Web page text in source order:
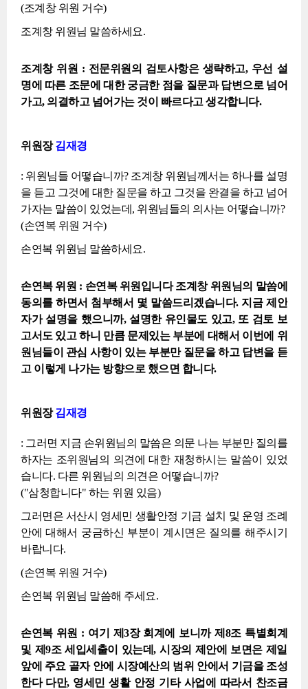
(조계창 위원 거수)
조계창 위원님 말씀하세요.
조계창 위원 : 전문위원의 검토사항은 생략하고, 우선 설
명에 따른 조문에 대한 궁금한 점을 질문과 답변으로 넘어
가고, 의결하고 넘어가는 것이 빠르다고 생각합니다.
위원장김재경
: 위원님들 어떻습니까? 조계창 위원님께서는 하나를 설명
을 듣고 그것에 대한 질문을 하고 그것을 완결을 하고 넘어
가자는 말씀이 있었는데, 위원님들의 의사는 어떻습니까?
(손연복 위원 거수)
손연복 위원님 말씀하세요.
손연복 위원 : 손연복 위원입니다 조계창 위원님의 말씀에
동의를 하면서 첨부해서 몇 말씀드리겠습니다. 지금 제안
자가 설명을 했으니까, 설명한 유인물도 있고, 또 검토 보
고서도 있고 하니 만큼 문제있는 부분에 대해서 이번에 위
원님들이 관심 사항이 있는 부분만 질문을 하고 답변을 듣
고 이렇게 나가는 방향으로 했으면 합니다.
위원장김재경
: 그러면 지금 손위원님의 말씀은 의문 나는 부분만 질의를
하자는 조위원님의 의견에 대한 재청하시는 말씀이 있었
습니다. 다른 위원님의 의견은 어떻습니까?
("삼청합니다" 하는 위원 있음)
그러면은 서산시 영세민 생활안정 기금 설치 및 운영 조례
안에 대해서 궁금하신 부분이 계시면은 질의를 해주시기
바랍니다.
(손연복 위원 거수)
손연복 위원님 말씀해 주세요.
손연복 위원 : 여기 제3장 회계에 보니까 제8조 특별회계
및 제9조 세입세출이 있는데, 시장의 제안에 보면은 제일
앞에 주요 골자 안에 시장예산의 범위 안에서 기금을 조성
한다 다만, 영세민 생활 안정 기타 사업에 따라서 찬조금